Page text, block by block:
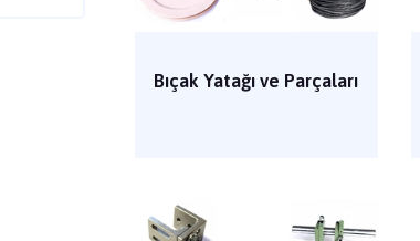
Bıçak Yatağı ve Parçaları